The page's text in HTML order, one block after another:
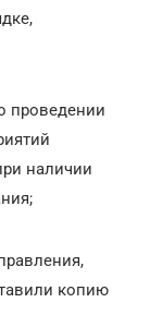
проведении
наличии
копию